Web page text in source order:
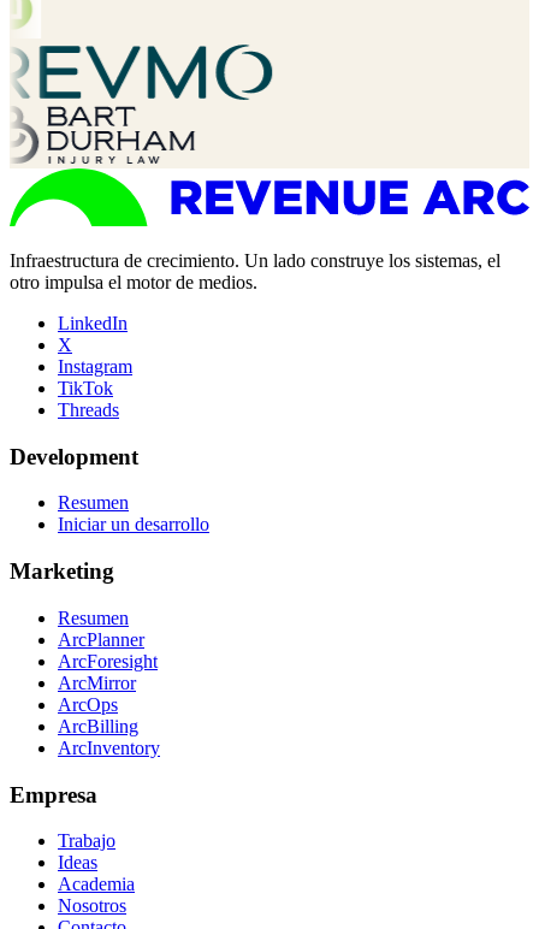
Infraestructura de crecimiento. Un lado construye los sistemas, el
otro impulsa el motor de medios.
LinkedIn
X
Instagram
TikTok
Threads
Development
Resumen
Iniciar un desarrollo
Marketing
Resumen
ArcPlanner
ArcForesight
ArcMirror
ArcOps
ArcBilling
ArcInventory
Empresa
Trabajo
Ideas
Academia
Nosotros